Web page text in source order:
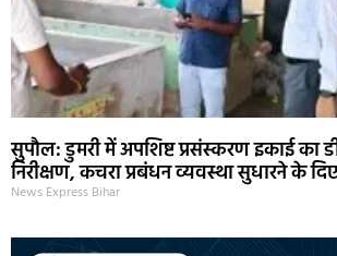
सुपौल: डुमरी में अपशिष्ट प्रसंस्करण इकाई का
निरीक्षण, कचरा प्रबंधन व्यवस्था सुधारने के
News Express Bihar